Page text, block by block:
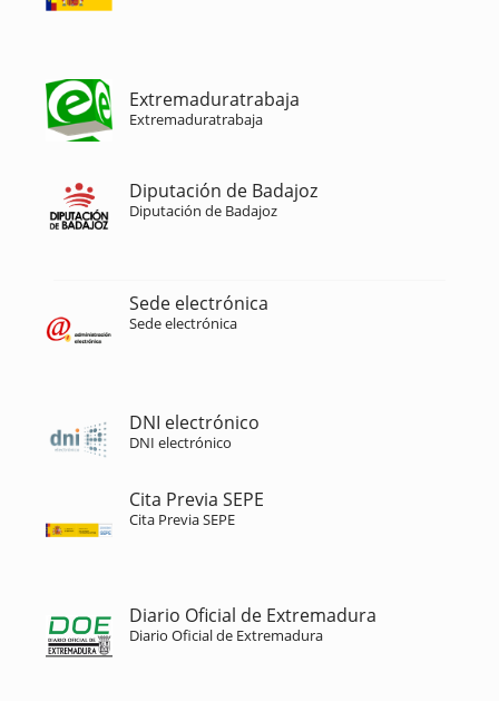
Extremaduratrabaja
Extremaduratrabaja
Diputación de Badajoz
Diputación de Badajoz
Sede electrónica
Sede electrónica
DNI electrónico
DNI electrónico
Cita Previa SEPE
Cita Previa SEPE
Diario Oficial de Extremadura
Diario Oficial de Extremadura